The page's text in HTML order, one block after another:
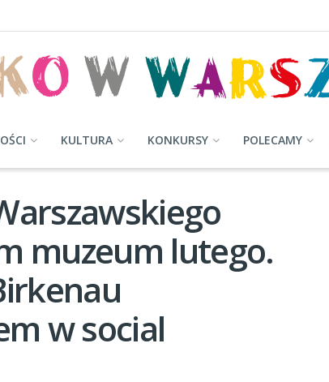
KULTURA KONKURSY POLECAMY
muzeum lutego.
w social